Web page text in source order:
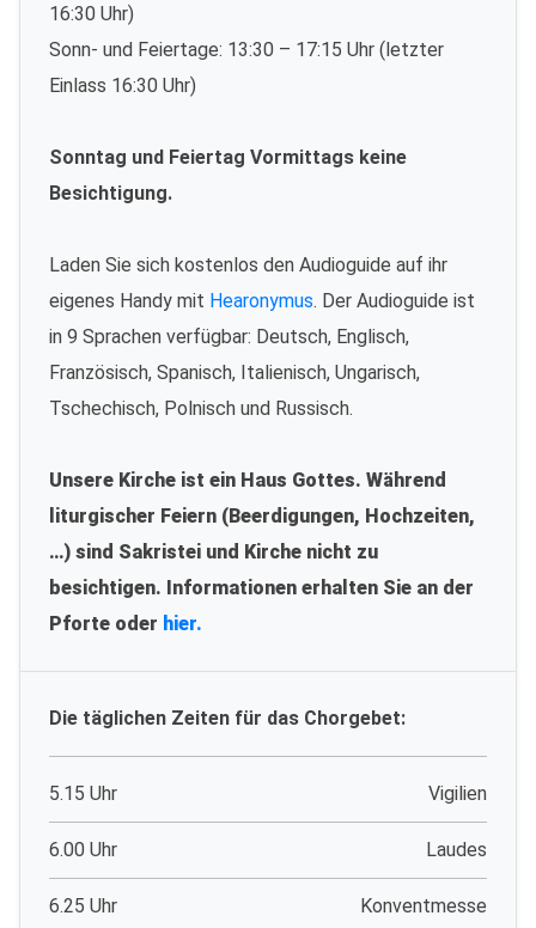
16:30 Uhr)
Sonn- und Feiertage: 13:30 – 17:15 Uhr (letzter
Einlass 16:30 Uhr)
Sonntag und Feiertag Vormittags keine
Besichtigung.
Laden Sie sich kostenlos den Audioguide auf ihr
eigenes Handy mit Hearonymus. Der Audioguide ist
in 9 Sprachen verfügbar: Deutsch, Englisch,
Französisch, Spanisch, Italienisch, Ungarisch,
Tschechisch, Polnisch und Russisch.
Unsere Kirche ist ein Haus Gottes. Während
liturgischer Feiern (Beerdigungen, Hochzeiten,
…) sind Sakristei und Kirche nicht zu
besichtigen. Informationen erhalten Sie an der
Pforte oder hier.
Die täglichen Zeiten für das Chorgebet:
5.15 Uhr Vigilien
6.00 Uhr Laudes
6.25 Uhr Konventmesse